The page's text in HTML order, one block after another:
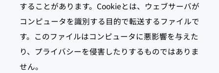
することがあります。Cookieとは、ウェブサーバが
コンピュータを識別する目的で転送するファイルで
す。このファイルはコンピュータに悪影響を与えた
り、プライバシーを侵害したりするものではありま
せん。